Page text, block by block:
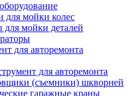
для мойки колес
для мойки деталей
для авторемонта
для авторемонта
(съемники) шкворней
гаражные краны